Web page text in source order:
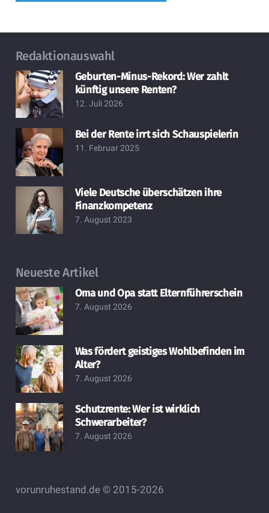
Redaktionauswahl
Geburten-Minus-Rekord: Wer zahlt
künftig unsere Renten?
12. Juli 2026
Bei der Rente irrt sich Schauspielerin
11. Februar 2025
Viele Deutsche überschätzen ihre
Finanzkompetenz
7. August 2023
Neueste Artikel
Oma und Opa statt Elternführerschein
7. August 2026
Was fördert geistiges Wohlbefinden im
Alter?
7. August 2026
Schutzrente: Wer ist wirklich
Schwerarbeiter?
7. August 2026
vorunruhestand.de © 2015-2026